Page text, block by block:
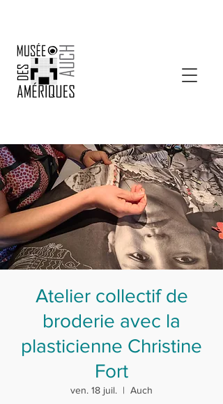
Atelier collectif de
broderie avec la
plasticienne Christine
Fort
ven. 18 juil.
  |
Auch